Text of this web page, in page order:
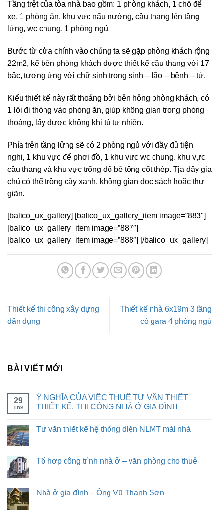
Tầng trệt của tòa nhà bao gồm: 1 phòng khách, 1 chỗ để
xe, 1 phòng ăn, khu vực nấu nướng, cầu thang lên tầng
lửng, wc chung, 1 phòng ngủ.
Bước từ cửa chính vào chúng ta sẽ gặp phòng khách rộng
22m2, kế bên phòng khách được thiết kế cầu thang với 17
bậc, tương ứng với chữ sinh trong sinh – lão – bệnh – tử.
Kiểu thiết kế này rất thoáng bởi bên hông phòng khách, có
1 lối đi thông vào phòng ăn, giúp không gian trong phòng
thoáng, lấy được không khi tù tự nhiên.
Phía trên tầng lửng sẽ có 2 phòng ngủ với đầy đủ tiện
nghi, 1 khu vực để phơi đồ, 1 khu vực wc chung. khu vực
cầu thang và khu vực trống đổ bê tông cốt thép. Tịa đây gia
chủ có thể trồng cây xanh, không gian đọc sách hoặc thư
giãn.
[balico_ux_gallery] [balico_ux_gallery_item image=”883″]
[balico_ux_gallery_item image=”887″]
[balico_ux_gallery_item image=”888″] [/balico_ux_gallery]
Thiết kế thi công xây dựng
dân dụng
Thiết kế nhà 6x19m 3 tầng
có gara 4 phòng ngủ
BÀI VIẾT MỚI
29
Th9
Ý NGHĨA CỦA VIỆC THUÊ TƯ VẤN THIẾT
THIẾT KẾ, THI CÔNG NHÀ Ở GIA ĐÌNH
Tư vấn thiết kế hệ thống điện NLMT mái nhà
Tổ hơp công trình nhà ở – văn phòng cho thuê
Nhà ở gia đình – Ông Vũ Thanh Sơn